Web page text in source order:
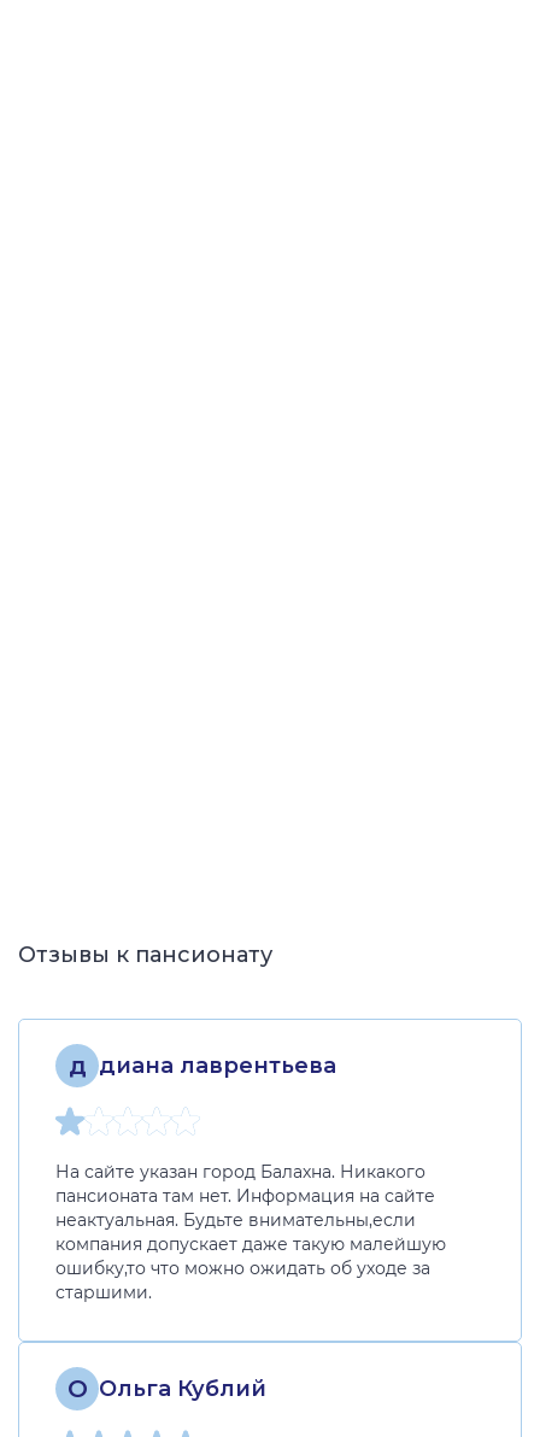
Отзывы к пансионату
д диана лаврентьева
На сайте указан город Балахна. Никакого
пансионата там нет. Информация на сайте
неактуальная. Будьте внимательны,если
компания допускает даже такую малейшую
ошибку,то что можно ожидать об уходе за
старшими.
О Ольга Кублий